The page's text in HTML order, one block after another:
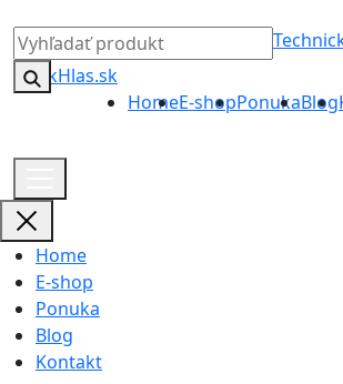
HomeE-shopPonukaBlog
Home
E-shop
Ponuka
Blog
Kontakt